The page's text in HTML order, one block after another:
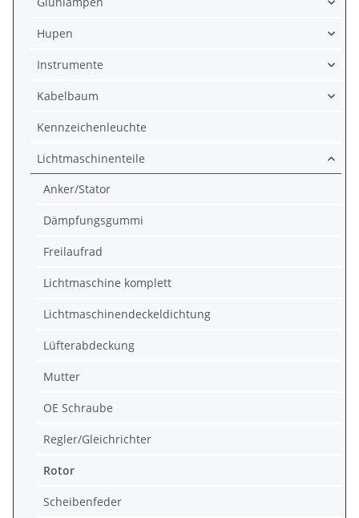
Hupen
Instrumente
Kabelbaum
Kennzeichenleuchte
Lichtmaschinenteile
Anker/Stator
Dämpfungsgummi
Freilaufrad
Lichtmaschine komplett
Lichtmaschinendeckeldichtung
Lüfterabdeckung
Mutter
OE Schraube
Regler/Gleichrichter
Rotor
Scheibenfeder